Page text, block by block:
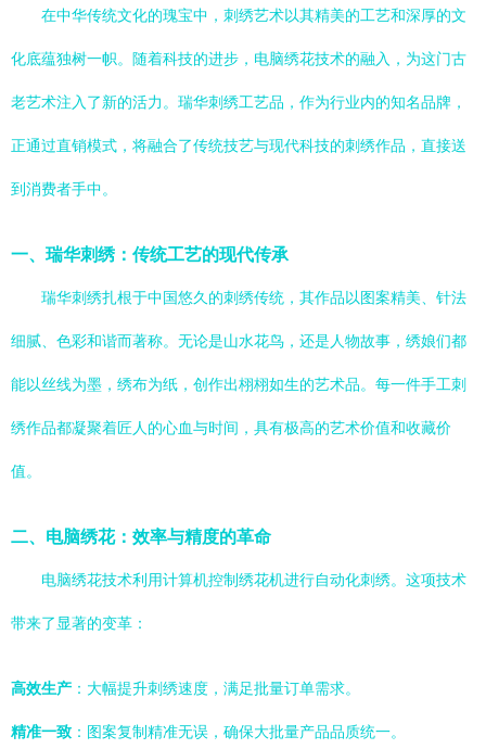
在中华传统文化的瑰宝中，刺绣艺术以其精美的工艺和深厚的文
化底蕴独树一帜。随着科技的进步，电脑绣花技术的融入，为这门古
老艺术注入了新的活力。瑞华刺绣工艺品，作为行业内的知名品牌，
正通过直销模式，将融合了传统技艺与现代科技的刺绣作品，直接送
到消费者手中。
一、瑞华刺绣：传统工艺的现代传承
瑞华刺绣扎根于中国悠久的刺绣传统，其作品以图案精美、针法
细腻、色彩和谐而著称。无论是山水花鸟，还是人物故事，绣娘们都
能以丝线为墨，绣布为纸，创作出栩栩如生的艺术品。每一件手工刺
绣作品都凝聚着匠人的心血与时间，具有极高的艺术价值和收藏价
值。
二、电脑绣花：效率与精度的革命
电脑绣花技术利用计算机控制绣花机进行自动化刺绣。这项技术
带来了显著的变革：
高效生产 ：大幅提升刺绣速度，满足批量订单需求。
精准一致 ：图案复制精准无误，确保大批量产品品质统一。